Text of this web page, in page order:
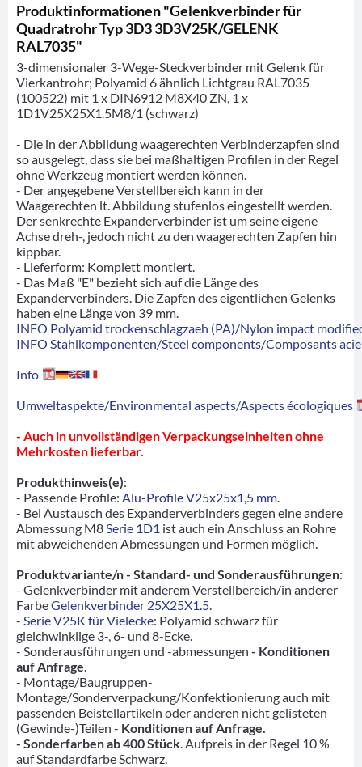
Produktinformationen "Gelenkverbinder für
Quadratrohr Typ 3D3 3D3V25K/GELENK
RAL7035"
3-dimensionaler 3-Wege-Steckverbinder mit Gelenk für
Vierkantrohr; Polyamid 6 ähnlich Lichtgrau RAL7035
(100522) mit 1 x DIN6912 M8X40 ZN, 1 x
1D1V25X25X1.5M8/1 (schwarz)
- Die in der Abbildung waagerechten Verbinderzapfen sind
so ausgelegt, dass sie bei maßhaltigen Profilen in der Regel
ohne Werkzeug montiert werden können.
- Der angegebene Verstellbereich kann in der
Waagerechten lt. Abbildung stufenlos eingestellt werden.
Der senkrechte Expanderverbinder ist um seine eigene
Achse dreh-, jedoch nicht zu den waagerechten Zapfen hin
kippbar.
- Lieferform: Komplett montiert.
- Das Maß "E" bezieht sich auf die Länge des
Expanderverbinders. Die Zapfen des eigentlichen Gelenks
haben eine Länge von 39 mm.
INFO Polyamid trockenschlagzaeh (PA)/Nylon impact
INFO Stahlkomponenten/Steel components/Composants
Info
Umweltaspekte/Environmental aspects/Aspects écologiques
- Auch in unvollständigen Verpackungseinheiten ohne
Mehrkosten lieferbar.
Produkthinweis(e):
- Passende Profile: Alu-Profile V25x25x1,5 mm
- Bei Austausch des Expanderverbinders gegen eine andere
Abmessung M8 Serie 1D1 ist auch ein Anschluss an Rohre
mit abweichenden Abmessungen und Formen möglich.
Produktvariante/n - Standard- und Sonderausführungen:
- Gelenkverbinder mit anderem Verstellbereich/in anderer
FarbeGelenkverbinder 25X25X1.5
- Serie V25K für Vielecke: Polyamid schwarz für
gleichwinklige 3-, 6- und 8-Ecke.
- Sonderausführungen und -abmessungen - Konditionen
auf Anfrage
- Montage/Baugruppen-
Montage/Sonderverpackung/Konfektionierung auch mit
passenden Beistellartikeln oder anderen nicht gelisteten
(Gewinde-)Teilen - Konditionen auf Anfrage.
- Sonderfarben ab 400 Stück . Aufpreis in der Regel 10 %
auf Standardfarbe Schwarz.